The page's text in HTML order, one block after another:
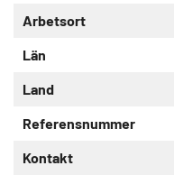
Arbetsort
Län
Land
Referensnummer
Kontakt